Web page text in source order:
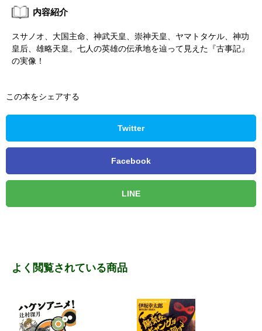
内容紹介
スサノオ、大国主命、神武天皇、崇神天皇、ヤマトタケル、神功
皇后、雄略天皇。七人の英雄の伝承地を辿って見えた『古事記』
の実像！
この本をシェアする
Twitter
Facebook
LINE
よく閲覧されている商品